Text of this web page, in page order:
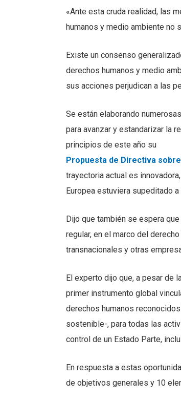
«Ante esta cruda realidad, las
humanos y medio ambiente no
Existe un consenso
derechos humanos y medio
sus acciones perjudican a las
Se están elaborando
para avanzar y estandarizar la
principios de este año su
Propuesta de Directiva
trayectoria actual es
Europea estuviera supeditado
Dijo que también se espera
regular, en el marco del
transnacionales y otras
El experto dijo que, a pesar de
primer instrumento global
derechos humanos
sostenible-, para todas las
control de un Estado Parte,
En respuesta a estas
de objetivos generales y 10